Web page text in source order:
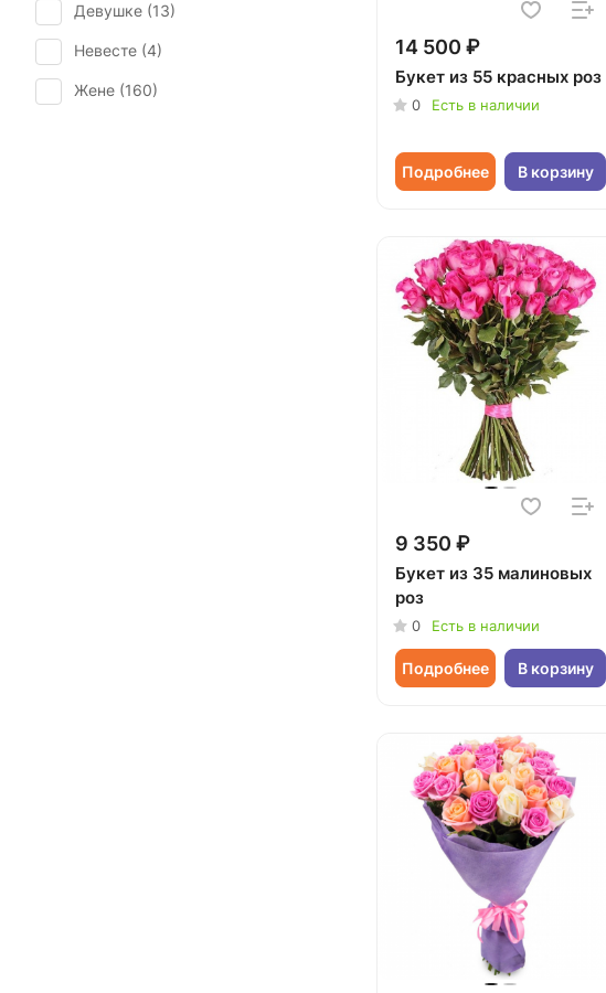
14 500 ₽
Букет из 55 красных роз
0 Есть в наличии
Подробнее В корзину
9 350 ₽
Букет из 35 малиновых
роз
0 Есть в наличии
Подробнее В корзину
Рождество (22
Свадьба (5)
Татьянин день (
Девушке (13)
Невесте (4)
Жене (160)